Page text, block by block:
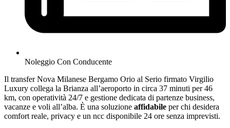
Noleggio Con Conducente
Il transfer Nova Milanese Bergamo Orio al Serio firmato Virgilio
Luxury collega la Brianza all’aeroporto in circa 37 minuti per 46
km, con operatività 24/7 e gestione dedicata di partenze business,
vacanze e voli all’alba. È una soluzione affidabile per chi desidera
comfort reale, privacy e un ncc disponibile 24 ore senza imprevisti.